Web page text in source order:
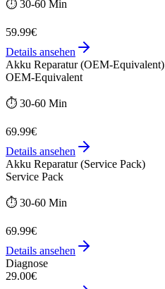
⏱️ 30-60 Min
59.99€
Details ansehen
Akku Reparatur (OEM-Equivalent)
OEM-Equivalent
⏱️ 30-60 Min
69.99€
Details ansehen
Akku Reparatur (Service Pack)
Service Pack
⏱️ 30-60 Min
69.99€
Details ansehen
Diagnose
29.00€